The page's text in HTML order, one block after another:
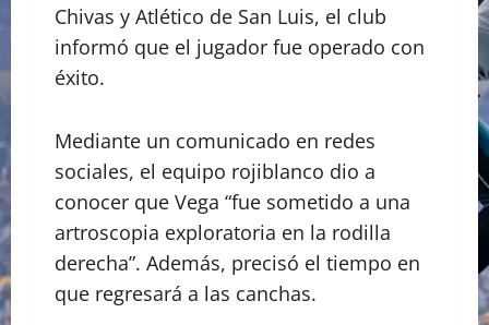
Chivas y Atlético de San Luis, el club
informó que el jugador fue operado con
éxito.
Mediante un comunicado en redes
sociales, el equipo rojiblanco dio a
conocer que Vega “fue sometido a una
artroscopia exploratoria en la rodilla
derecha”. Además, precisó el tiempo en
que regresará a las canchas.